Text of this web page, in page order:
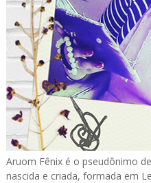
Aruom Fênix é o pseudônimo
nascida e criada, formada em